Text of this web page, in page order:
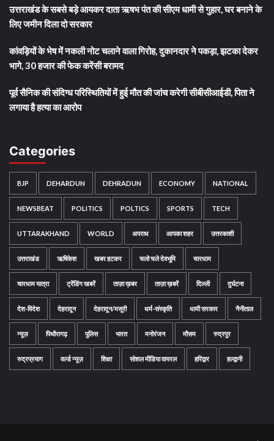
उत्तराखंड के सबसे बड़े आयकर दाता ऋषभ पंत की सीएम धामी से गुहार, घर बनाने के
लिए जमीन दिला दो सरकार
कांवड़ियों के भेष में नकली नोट चलाने वाला गिरोह, दुकानदार ने पकड़ा, झटका देकर
भागे, 30 हजार की फेक करेंसी बरामद
पूर्व सैनिक की संदिग्ध परिस्थितियों में हुई मौत की जांच करेगी सीबीसीआईडी, पिता ने
लगाया है हत्या का आरोप
Categories
BJP DEHARDUN DEHRADUN ECONOMY NATIONAL
NEWSBEAT POLITICS POLTICS SPORTS TECH
UTTARAKHAND WORLD अपराध आपका शहर उत्तरकाशी
उत्तराखंड ऋषिकेश खबर हटकर चलो चले देवभूमि चारधाम
चारधाम यात्रा ट्रेंडिंग खबरें ताज़ा ख़बर ताज़ा ख़बरें दिल्ली दुर्घटना
देश-विदेश देहरादून देहरादून/मसूरी धर्म-संस्कृति धामी सरकार नैनीताल
न्यूज़ पिथौरागढ़ पुलिस भारत मनोरंजन मौसम रुद्रपुर
रुद्रप्रयाग वर्ल्ड न्यूज़ शिक्षा सोशल मीडिया वायरल हरिद्वार हल्द्वानी